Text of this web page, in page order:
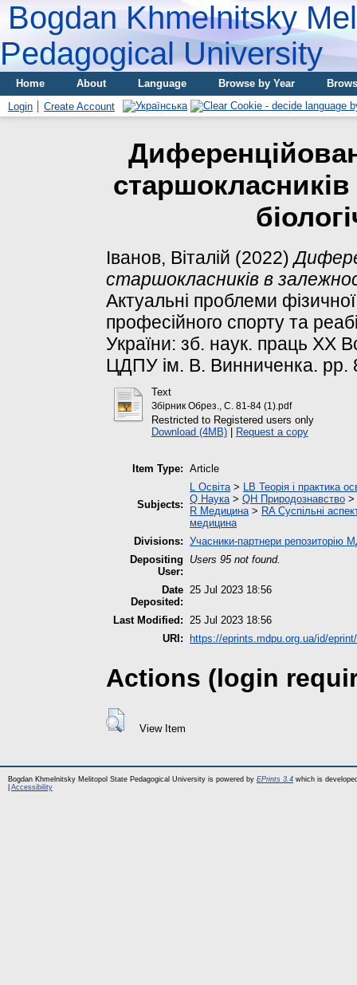
Bogdan Khmelnitsky
Pedagogical University
Home About Language Browse by Year
Login
Create Account
старшокласників
Іванов, Віталій (2022)
старшокласників в
Актуальні проблеми
професійного спорту та
України: зб. наук. праць ХХ
ЦДПУ ім. В. Винниченка. pp.
Text
Збірник Обрез., С. 81-84 (1).pdf
Restricted to Registered users only
Download (4MB)| Request a copy
Item Type: Article
Subjects:
L Освіта >
LB Теорія і практика
Q Наука > QH Природознавство >
R Медицина > RA Суспільні
медицина
Divisions: Учасники-партнери репозиторію
Depositing
User:
Users 95 not found.
Date
Deposited:
25 Jul 2023 18:56
Last Modified:
25 Jul 2023 18:56
URI:
https://eprints.mdpu.org.ua/id/
Actions (login
View Item
Bogdan Khmelnitsky Melitopol State Pedagogical University is powered by EPrints 3.4 which is
Accessibility